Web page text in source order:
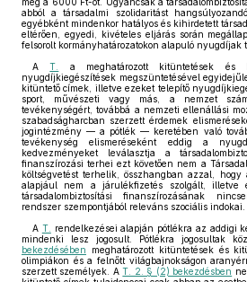
abból a társadalmi szolidaritást
egyébként mindenkor hatályos és kihirdetett
eltérően, egyedi, kivételes eljárás során
felsorolt kormányhatározatokon alapuló nyugdíjak
AT.
a meghatározott kitüntetések és
nyugdíjkiegészítések megszüntetésével
kitüntető címek, illetve ezeket telepítő
sport, művészeti vagy más, a nemzet
tevékenységért, továbbá a nemzeti ellenállási
szabadságharcban szerzett érdemek
jogintézmény — a pótlék — keretében való
tevékenység elismeréseként eddig a
kedvezményeket leválasztja a
finanszírozási terhei ezt követően nem a
költségvetést terhelik, összhangban azzal, hogy
alapjául nem a járulékfizetés szolgált, illetve
társadalombiztosítási finanszírozásának
rendszer szempontjából releváns szociális indokai.
A T.
rendelkezései alapján pótlékra az addigi
mindenki lesz jogosult. Pótlékra jogosultak
bekezdésében meghatározott kitüntetések és
olimpiákon és a felnőtt világbajnokságon
szerzett személyek. AT. 2. § (2) bekezdésben